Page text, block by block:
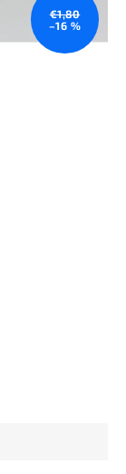
€1,80
–16 %